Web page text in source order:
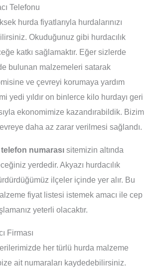
Telefonu
hurda fiyatlarıyla hurdalarınızı
Okuduğunuz gibi hurdacılık
katkı sağlamaktır. Eğer sizlerde
bulunan malzemeleri satarak
ve çevreyi korumaya yardım
yedi yıldır on binlerce kilo hurdayı geri
ekonomimize kazandırabildik. Bizim
daha az zarar verilmesi sağlandı.
numarası sitemizin altında
yerdedir. Akyazı hurdacılık
ilçeler içinde yer alır. Bu
fiyat listesi istemek amacı ile cep
yeterli olacaktır.
Firması
her türlü hurda malzeme
ait numaraları kaydedebilirsiniz.